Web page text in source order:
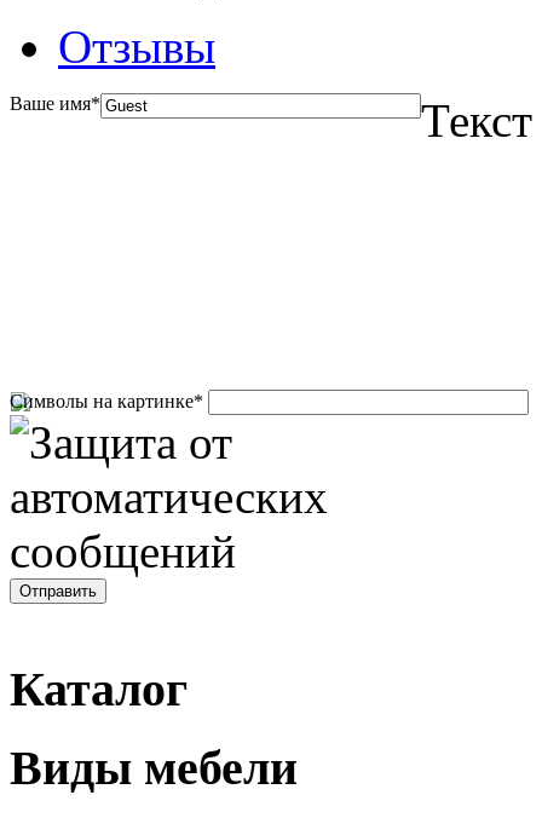
Отзывы
Ваше имя*
Символы на картинке*
Каталог
Виды мебели